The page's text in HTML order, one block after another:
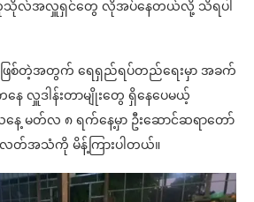
လ်အလှူရှင်တွေ လိုအပ်နေတယ်လို့ သိရပါ
ာဖြစ်တဲ့အတွက် ရေရှည်ရပ်တည်ရေးမှာ အခက်
ကနေ လှူဒါန်းတာမျိုးတွေ ရှိနေပေမယ့်
မတ်လ ၈ ရက်နေ့မှာ ဦးဆောင်ဆရာတော်
လတ်အသံကို မိန့်ကြားပါတယ်။